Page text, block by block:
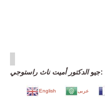
الدكتور أميت ناث راستوجي جيو:
English عربى